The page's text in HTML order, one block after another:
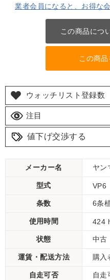
業者会員になると、お得な
この商品につ
この商
ウォッチリスト登録数
注目
値下げ交渉する
メーカー名 ヤン
型式 VP6
条数 6条
使用時間 424
状態 中古
運賃・配送方法 購入
自走可否 自走